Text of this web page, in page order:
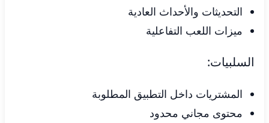
التحديثات والأحداث العادية
ميزات اللعب التفاعلية
السلبيات:
المشتريات داخل التطبيق المطلوبة
محتوى مجاني محدود